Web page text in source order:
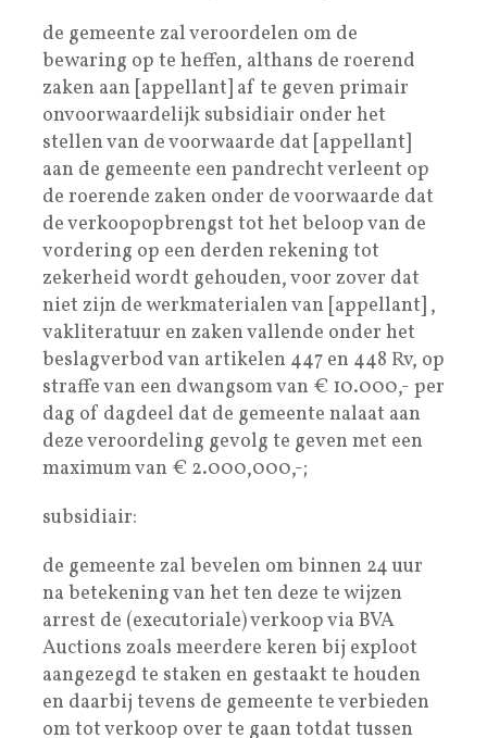
de gemeente zal veroordelen om de
bewaring op te heffen, althans de roerend
zaken aan [appellant] af te geven primair
onvoorwaardelijk subsidiair onder het
stellen van de voorwaarde dat [appellant]
aan de gemeente een pandrecht verleent op
de roerende zaken onder de voorwaarde dat
de verkoopopbrengst tot het beloop van de
vordering op een derden rekening tot
zekerheid wordt gehouden, voor zover dat
niet zijn de werkmaterialen van [appellant] ,
vakliteratuur en zaken vallende onder het
beslagverbod van artikelen 447 en 448 Rv, op
straffe van een dwangsom van € 10.000,- per
dag of dagdeel dat de gemeente nalaat aan
deze veroordeling gevolg te geven met een
maximum van € 2.000,000,-;
subsidiair:
de gemeente zal bevelen om binnen 24 uur
na betekening van het ten deze te wijzen
arrest de (executoriale) verkoop via BVA
Auctions zoals meerdere keren bij exploot
aangezegd te staken en gestaakt te houden
en daarbij tevens de gemeente te verbieden
om tot verkoop over te gaan totdat tussen